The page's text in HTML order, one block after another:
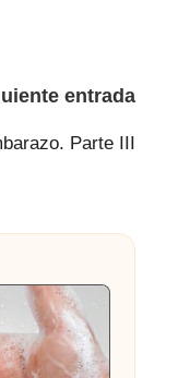
entrada
Parte III